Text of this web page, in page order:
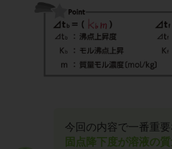
今回の内容で一番重要
固点降下度が溶液の